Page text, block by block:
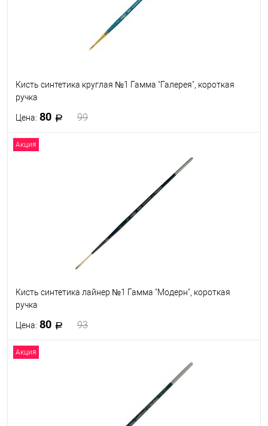
Кисть синтетика круглая №1 Гамма "Галерея", короткая
ручка
Цена: 80 99
В наличии
Акция
Кисть синтетика лайнер №1 Гамма "Модерн", короткая
ручка
Цена: 80 93
В наличии
Акция